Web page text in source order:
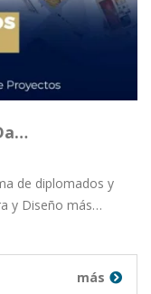
de diplomados y
y Diseño más…
más